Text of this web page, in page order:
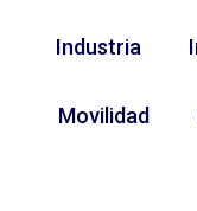
Industria
Movilidad